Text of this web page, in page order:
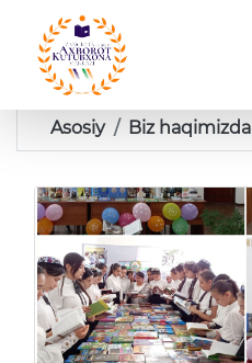
Asosiy Biz haqimizda